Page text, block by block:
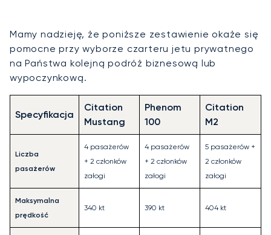
Mamy nadzieję, że poniższe zestawienie okaże się
pomocne przy wyborze czarteru jetu prywatnego
na Państwa kolejną podróż biznesową lub
wypoczynkową.
Specyfikacja
Citation
Mustang
Phenom
100
Citation
M2
Liczba
pasażerów
4 pasażerów
+ 2 członków
załogi
4 pasażerów
+ 2 członków
załogi
5 pasażerów +
2 członków
załogi
Maksymalna
prędkość
340 kt 390 kt 404 kt